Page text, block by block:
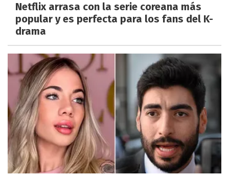
Netflix arrasa con la serie coreana más
popular y es perfecta para los fans del K-
drama